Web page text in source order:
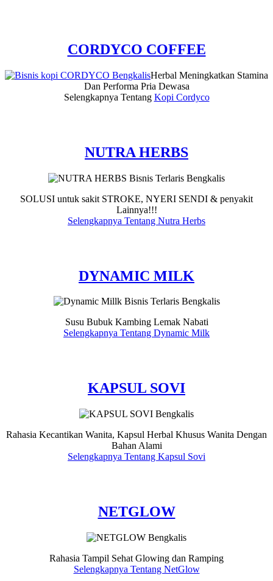
CORDYCO COFFEE
Herbal Meningkatkan Stamina
Dan Performa Pria Dewasa
Selengkapnya Tentang Kopi Cordyco
NUTRA HERBS
SOLUSI untuk sakit STROKE, NYERI SENDI & penyakit
Lainnya!!!
Selengkapnya Tentang Nutra Herbs
DYNAMIC MILK
Susu Bubuk Kambing Lemak Nabati
Selengkapnya Tentang Dynamic Milk
KAPSUL SOVI
Rahasia Kecantikan Wanita, Kapsul Herbal Khusus Wanita Dengan
Bahan Alami
Selengkapnya Tentang Kapsul Sovi
NETGLOW
Rahasia Tampil Sehat Glowing dan Ramping
Selengkapnya Tentang NetGlow